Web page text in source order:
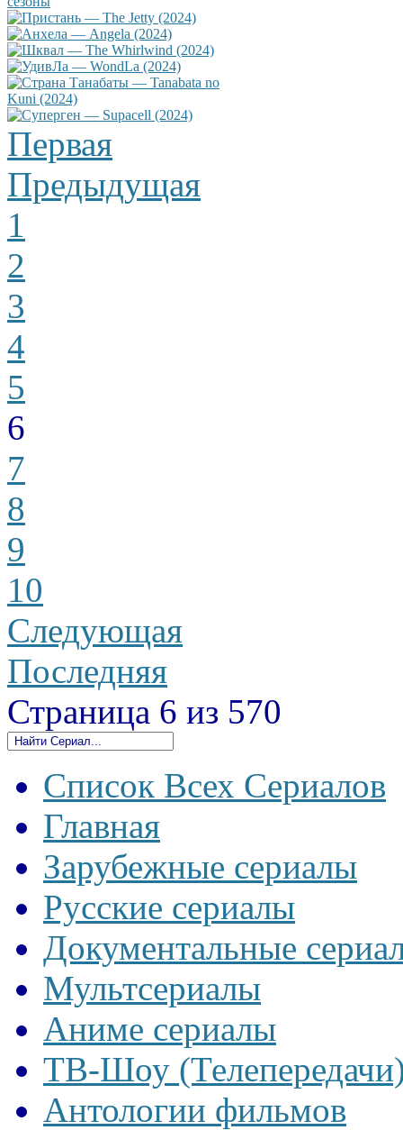
Первая
Предыдущая
1
2
3
4
5
6
7
8
9
10
Следующая
Последняя
Страница 6 из 570
Список Всех Сериалов
Главная
Зарубежные сериалы
Русские сериалы
Документальные
Мультсериалы
Аниме сериалы
ТВ-Шоу
Антологии фильмов